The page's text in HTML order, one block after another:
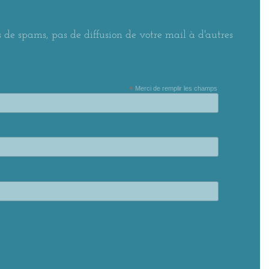
de spams, pas de diffusion de votre mail à d'autres
* Merci de remplir les champs